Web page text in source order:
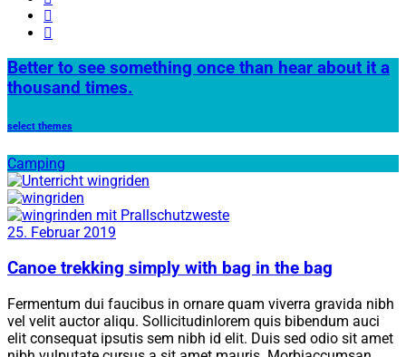
Better to see something once than hear about it a
thousand times.
select themes
Camping
25. Februar 2019
Canoe trekking simply with bag in the bag
Fermentum dui faucibus in ornare quam viverra gravida nibh
vel velit auctor aliqu. Sollicitudinlorem quis bibendum auci
elit consequat ipsutis sem nibh id elit. Duis sed odio sit amet